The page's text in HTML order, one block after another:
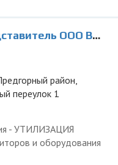
Утилизирующая Компания
район,
переулок 1
- УТИЛИЗАЦИЯ
и оборудования